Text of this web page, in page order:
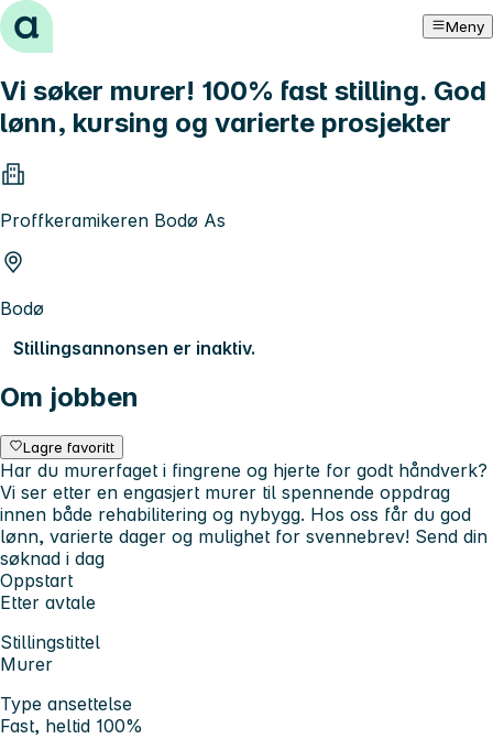
Hopp til innhold Meny
Vi søker murer! 100% fast stilling. God
lønn, kursing og varierte prosjekter
Proffkeramikeren Bodø As
Bodø
Stillingsannonsen er inaktiv.
Om jobben
Lagre favoritt
Har du murerfaget i fingrene og hjerte for godt håndverk?
Vi ser etter en engasjert murer til spennende oppdrag
innen både rehabilitering og nybygg. Hos oss får du god
lønn, varierte dager og mulighet for svennebrev! Send din
søknad i dag
Oppstart
Etter avtale
Stillingstittel
Murer
Type ansettelse
Fast, heltid 100%